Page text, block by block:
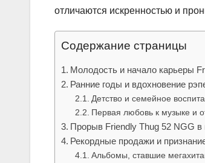
отличаются искренностью и
Содержание страницы
Молодость и начало карьеры
Ранние годы и вдохновение
Детство и семейное
Первая любовь к музыке и
Прорыв Friendly Thug 52 NGG
Рекордные продажи и
Альбомы, ставшие